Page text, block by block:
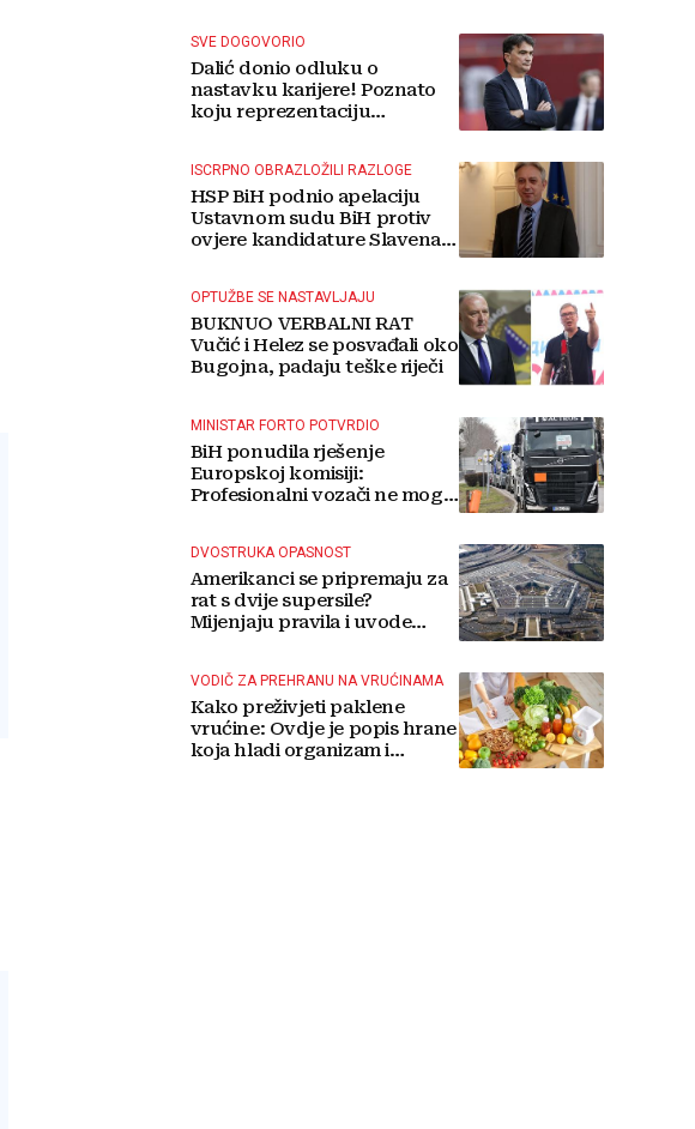
SVE DOGOVORIO
Dalić donio odluku o
nastavku karijere! Poznato
koju reprezentaciju
ISCRPNO OBRAZLOŽILI RAZLOGE
HSP BiH podnio apelaciju
Ustavnom sudu BiH protiv
ovjere kandidature Slavena
OPTUŽBE SE NASTAVLJAJU
BUKNUO VERBALNI RAT
Vučić i Helez se posvađali oko
Bugojna, padaju teške riječi
MINISTAR FORTO POTVRDIO
BiH ponudila rješenje
Europskoj komisiji:
Profesionalni vozači ne mogu
DVOSTRUKA OPASNOST
Amerikanci se pripremaju za
rat s dvije supersile?
Mijenjaju pravila i uvode
VODIČ ZA PREHRANU NA VRUĆINAMA
Kako preživjeti paklene
vrućine: Ovdje je popis hrane
koja hladi organizam i